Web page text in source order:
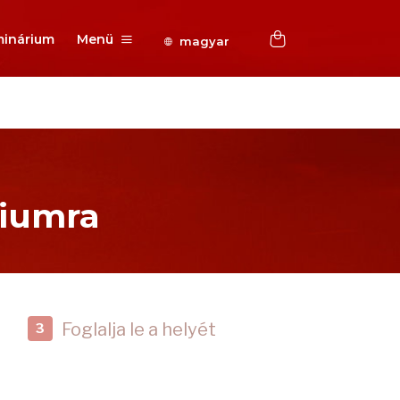
Menü magyar
3 Foglalja le a helyét